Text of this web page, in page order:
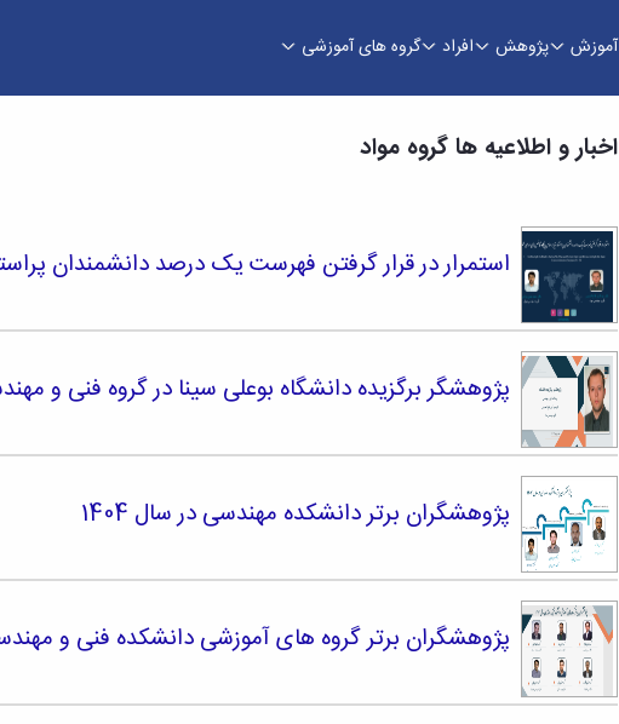
آموزش پژوهش افراد گروه های آموزشی
اخبار و اطلاعیه ها گروه مواد
استمرار در قرار گرفتن فهرست یک درصد دانشمندان پراستناد
پژوهشگر برگزیده دانشگاه بوعلی سینا در گروه فنی و
پژوهشگران برتر دانشکده مهندسی در سال 1404
پژوهشگران برتر گروه های آموزشی دانشکده فنی و مهندسی